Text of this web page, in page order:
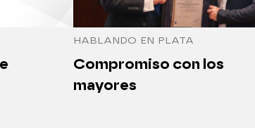
HABLANDO EN PLATA
Compromiso con los
mayores